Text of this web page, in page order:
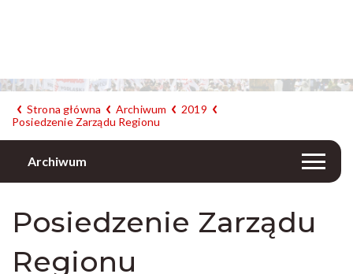
Strona główna Archiwum
2019
Posiedzenie Zarządu Regionu
Archiwum
Posiedzenie Zarządu
Regionu